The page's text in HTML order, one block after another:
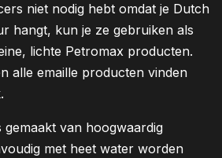
niet nodig hebt omdat je Dutch
hangt, kun je ze gebruiken als
lichte Petromax producten.
alle emaille producten vinden
gemaakt van hoogwaardig
met heet water worden